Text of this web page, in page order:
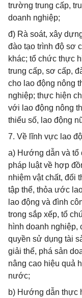
trường trung cấp,
doanh nghiệp;
đ) Rà soát, xây
đào tạo trình độ sơ
khác; tổ chức thực
trung cấp, sơ cấp,
cho lao động nông
nghiệp; thực hiện
với lao động nông
thiểu số, lao động
7. Về lĩnh vực lao
a) Hướng dẫn và tổ
pháp luật về hợp
nhiệm vật chất, đối
tập thể, thỏa ước
lao động và đình
trong sắp xếp, tổ
hình doanh
quyền sử dụng tài
giải thể, phá sản
nâng cao hiệu quả
nước;
b) Hướng dẫn thực